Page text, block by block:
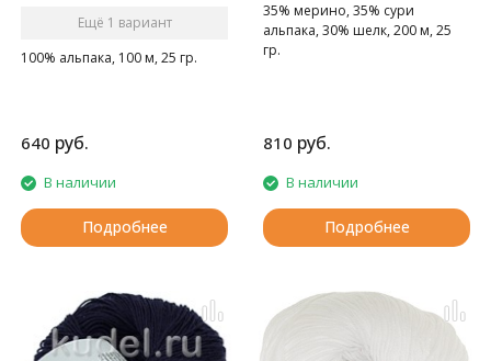
Ещё 1 вариант
100% альпака, 100 м, 25 гр.
640 руб.
В наличии
Подробнее
35% мерино, 35% сури
альпака, 30% шелк, 200 м, 25
гр.
810 руб.
В наличии
Подробнее